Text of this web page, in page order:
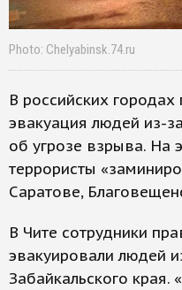
Photo: Chelyabinsk.74.ru
В российских
эвакуация людей из-
об угрозе взрыва. На
террористы
Саратове,
В Чите сотрудники
эвакуировали людей
Забайкальского края.